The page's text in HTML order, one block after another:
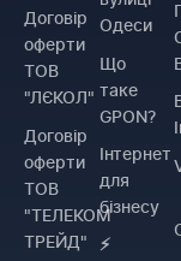
Договiр
оферти
ТОВ
"ЛЄКОЛ"
Договiр
оферти
ТОВ
"ТЕЛЕКОМ
ТРЕЙД"
Одеси
Що
таке
GPON?
Інтернет
для
бізнесу
⚡